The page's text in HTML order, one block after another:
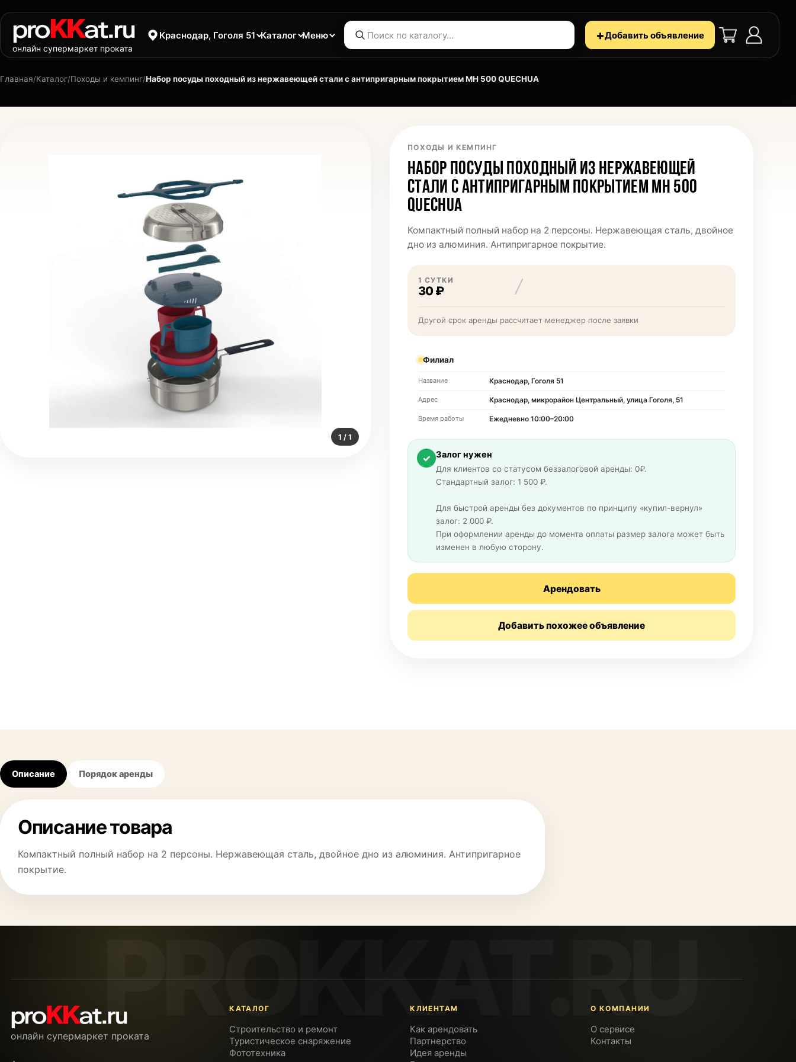
онлайн супермаркет проката
Краснодар, Гоголя 51 Каталог Меню +Добавить объявление
Главная/Каталог/Походы и кемпинг/Набор посуды походный из нержавеющей стали с антипригарным покрытием MH 500 QUECHUA
1 / 1
ПОХОДЫ И КЕМПИНГ
НАБОР ПОСУДЫ ПОХОДНЫЙ ИЗ НЕРЖАВЕЮЩЕЙ
СТАЛИ С АНТИПРИГАРНЫМ ПОКРЫТИЕМ MH 500
QUECHUA
Компактный полный набор на 2 персоны. Нержавеющая сталь, двойное
дно из алюминия. Антипригарное покрытие.
1 СУТКИ
30 ₽
Другой срок аренды рассчитает менеджер после заявки
Филиал
Название Краснодар, Гоголя 51
Адрес Краснодар, микрорайон Центральный, улица Гоголя, 51
Время работы Ежедневно 10:00–20:00
✓ Залог нужен
Для клиентов со статусом беззалоговой аренды: 0₽.
Стандартный залог: 1 500 ₽.
Для быстрой аренды без документов по принципу «купил-вернул»
залог: 2 000 ₽.
При оформлении аренды до момента оплаты размер залога может быть
изменен в любую сторону.
Арендовать
Добавить похожее объявление
Описание Порядок аренды
Описание товара
Компактный полный набор на 2 персоны. Нержавеющая сталь, двойное дно из алюминия. Антипригарное
покрытие.
онлайн супермаркет проката
КАТАЛОГ
Строительство и ремонт
Туристическое снаряжение
Фототехника
КЛИЕНТАМ
Как арендовать
Партнерство
Идея аренды
О КОМПАНИИ
О сервисе
Контакты